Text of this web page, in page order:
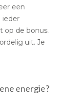
een
ieder
op de bonus.
uit. Je
energie?